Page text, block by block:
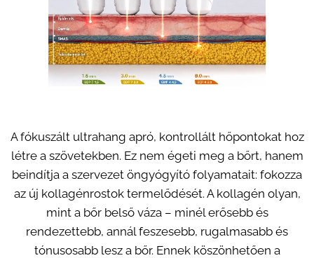
A fókuszált ultrahang apró, kontrollált hőpontokat hoz
létre a szövetekben. Ez nem égeti meg a bőrt, hanem
beindítja a szervezet öngyógyító folyamatait: fokozza
az új kollagénrostok termelődését. A kollagén olyan,
mint a bőr belső váza – minél erősebb és
rendezettebb, annál feszesebb, rugalmasabb és
tónusosabb lesz a bőr. Ennek köszönhetően a